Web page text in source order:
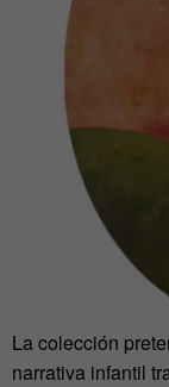
La colección
narrativa infantil